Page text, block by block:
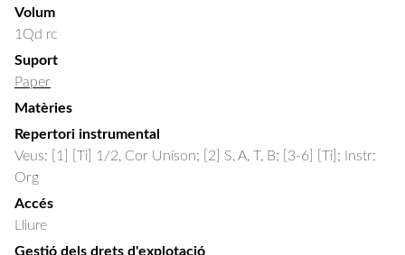
Volum
1Qd rc
Suport
Paper
Matèries
Repertori instrumental
Veus: [1] [Ti] 1/2, Cor Uníson; [2] S, A, T, B; [3-6] [Ti]; Instr:
Org
Accés
Lliure
Gestió dels drets d'explotació